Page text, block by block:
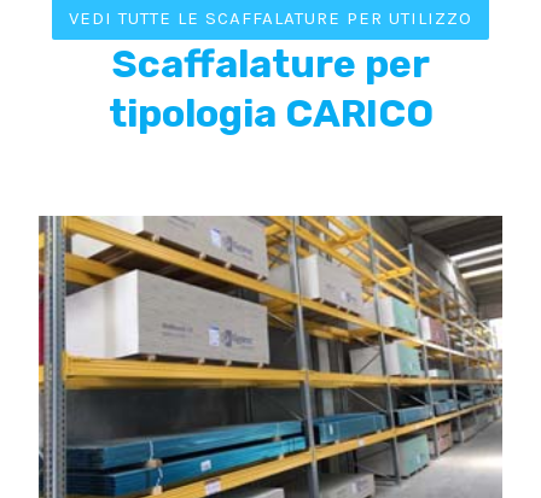
VEDI TUTTE LE SCAFFALATURE PER UTILIZZO
Scaffalature per
tipologia CARICO